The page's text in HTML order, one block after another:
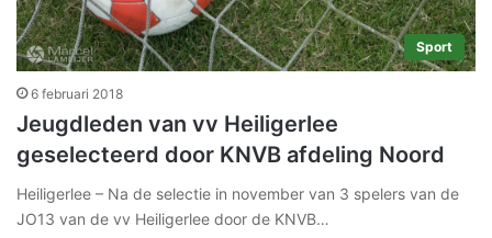
Sport
6 februari 2018
Jeugdleden van vv Heiligerlee
geselecteerd door KNVB afdeling Noord
Heiligerlee – Na de selectie in november van 3 spelers van de
JO13 van de vv Heiligerlee door de KNVB…